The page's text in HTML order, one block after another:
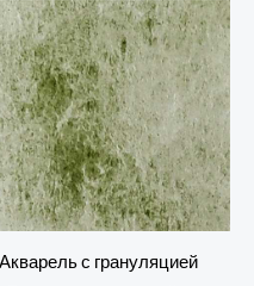
Акварель с грануляцией